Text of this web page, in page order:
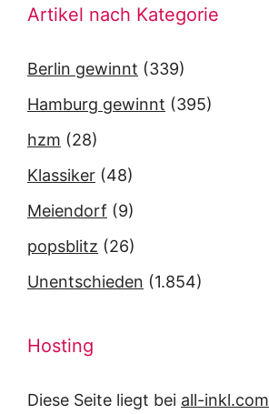
Artikel nach Kategorie
Berlin gewinnt (339)
Hamburg gewinnt (395)
hzm (28)
Klassiker (48)
Meiendorf (9)
popsblitz (26)
Unentschieden (1.854)
Hosting
Diese Seite liegt bei all-inkl.com